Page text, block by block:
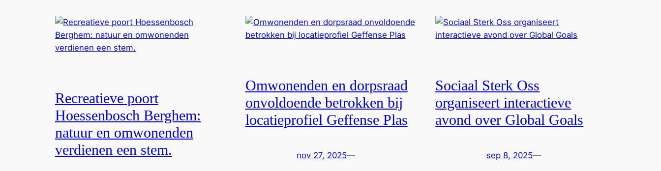
Recreatieve poort
Hoessenbosch Berghem:
natuur en omwonenden
verdienen een stem.
Omwonenden en dorpsraad
onvoldoende betrokken bij
locatieprofiel Geffense Plas
nov 27, 2025—
Sociaal Sterk Oss
organiseert interactieve
avond over Global Goals
sep 8, 2025—